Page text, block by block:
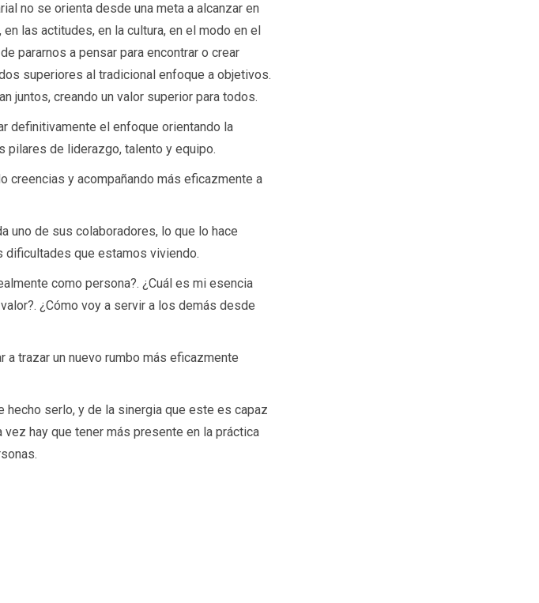
no se orienta desde una meta a alcanzar en
las actitudes, en la cultura, en el modo en el
pararnos a pensar para encontrar o crear
superiores al tradicional enfoque a objetivos.
juntos, creando un valor superior para todos.
definitivamente el enfoque orientando la
pilares de liderazgo, talento y equipo.
creencias y acompañando más eficazmente a
uno de sus colaboradores, lo que lo hace
dificultades que estamos viviendo.
como persona?. ¿Cuál es mi esencia
¿Cómo voy a servir a los demás desde
trazar un nuevo rumbo más eficazmente
hecho serlo, y de la sinergia que este es capaz
hay que tener más presente en la práctica